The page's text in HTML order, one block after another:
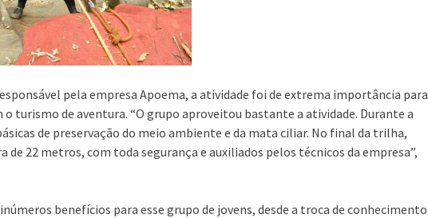
pela empresa Apoema, a atividade foi de extrema importância para
o turismo de aventura. “O grupo aproveitou bastante a atividade. Durante a
de preservação do meio ambiente e da mata ciliar. No final da trilha,
de 22 metros, com toda segurança e auxiliados pelos técnicos da empresa”,
benefícios para esse grupo de jovens, desde a troca de conhecimento